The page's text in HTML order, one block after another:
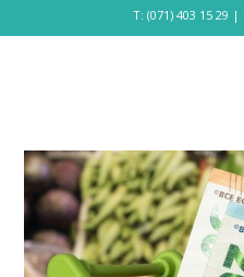
T: (071) 403 15 29 |